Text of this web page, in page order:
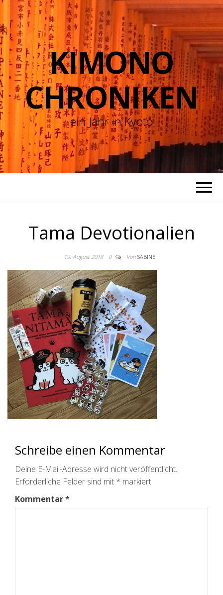
KIMONO
CHRONIKEN
ein Jahr in Kyoto
Tama Devotionalien
19. August 2018 0 Von SABINE
Schreibe einen Kommentar
Deine E-Mail-Adresse wird nicht veröffentlicht.
Erforderliche Felder sind mit * markiert
Kommentar*